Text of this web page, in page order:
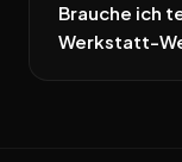
Brauche ich
Werkstatt-